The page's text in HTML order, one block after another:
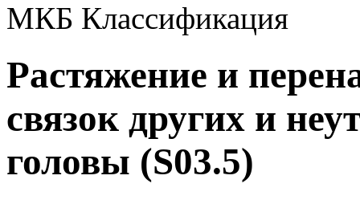
МКБ Классификация
Растяжение и
связок других и
головы (S03.5)